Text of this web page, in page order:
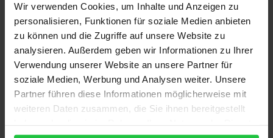
Wir verwenden Cookies, um Inhalte und Anzeigen zu
personalisieren, Funktionen für soziale Medien anbieten
zu können und die Zugriffe auf unsere Website zu
analysieren. Außerdem geben wir Informationen zu Ihrer
Verwendung unserer Website an unsere Partner für
soziale Medien, Werbung und Analysen weiter. Unsere
Partner führen diese Informationen möglicherweise mit
weiteren Daten zusammen, die Sie ihnen bereitgestellt
Narrative bildete bis in das 18. Jahrhundert hinein
den Kern literarischen und künstlerischen Schaffens.
Der Bezug auf frühere Erzählungen war ein
dynamischer Prozess des Erinnerns und
Vergessens, in dem das Verhältnis zur eigenen
Vergangenheit rekonfiguriert wurde. Die Narrative
wurden den zeithistorischen, kulturellen und sozio-
politischen Kontexten angepasst und neu